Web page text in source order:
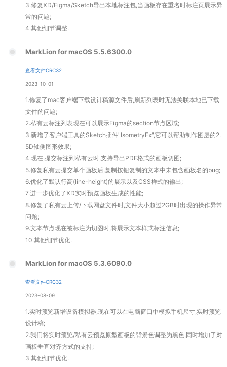
3.修复XD/Figma/Sketch导出本地标注包,当画板存在重名时标注页展示异
常的问题;
4.其他细节调整.
2023-10-01
查看文件CRC32
MarkLion for macOS 5.5.6300.0
1.修复了mac客户端下载设计稿源文件后,刷新列表时无法关联本地已下载
文件的问题;
2.私有云标注列表现在可以展示Figma的section节点区域;
3.新增了客户端工具的Sketch插件"IsometryEx",它可以帮助制作图层的2.
5D轴侧图形效果;
4.现在,提交标注到私有云时,支持导出PDF格式的画板切图;
5.修复私有云提交单个画板后,复制按钮复制的文本中未包含画板名的bug;
6.优化了默认行高(line-height)的展示以及CSS样式的输出;
7.进一步优化了XD实时预览画板生成的性能;
8.修复了私有云上传/下载网盘文件时,文件大小超过2GB时出现的操作异常
问题;
9.文本节点现在被标注为切图时,将展示文本样式标注信息;
10.其他细节优化.
2023-08-09
查看文件CRC32
MarkLion for macOS 5.3.6090.0
1.实时预览新增设备模拟器,现在可以在电脑窗口中模拟手机尺寸,实时预览
设计稿;
2.我们将实时预览/私有云预览原型画板的背景色调整为黑色,同时增加了对
画板垂直对齐方式的支持;
3.其他细节优化.